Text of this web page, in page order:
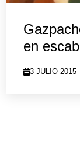
en
3 JULIO 2015